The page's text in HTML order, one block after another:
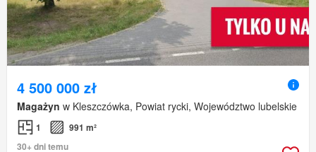
4 500 000 zł
Magażyn w Kleszczówka, Powiat rycki, Województwo lubelskie
1
991 m²
30+ dni temu